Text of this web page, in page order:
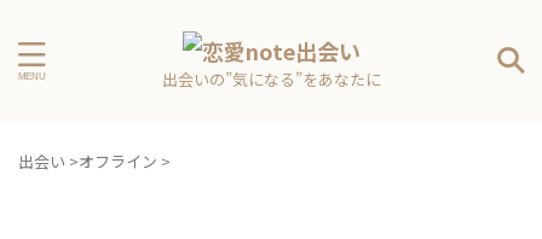
出会いの”気になる”をあなたに
出会い >オフライン >